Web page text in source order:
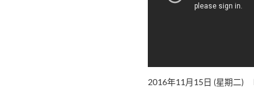
2016年11月15日 (星期二)